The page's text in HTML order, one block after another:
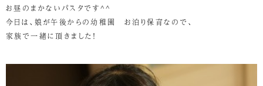
お昼のまかないパスタです^^
今日は、娘が午後からの幼稚園 お泊り保育なので、
家族で一緒に頂きました！